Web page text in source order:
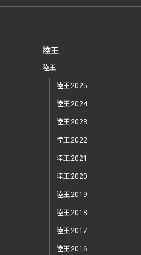
陸王
陸王
陸王2025
陸王2024
陸王2023
陸王2022
陸王2021
陸王2020
陸王2019
陸王2018
陸王2017
陸王2016